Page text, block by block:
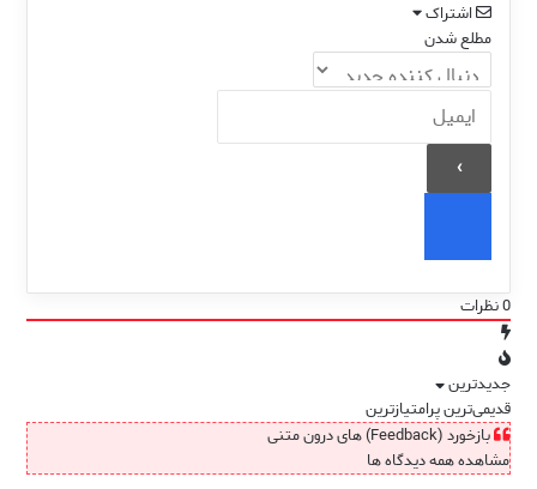
اشتراک
مطلع شدن
0نظرات
جدیدترین
قدیمی‌ترینپرامتیازترین
بازخورد (Feedback) های درون متنی
مشاهده همه دیدگاه ها